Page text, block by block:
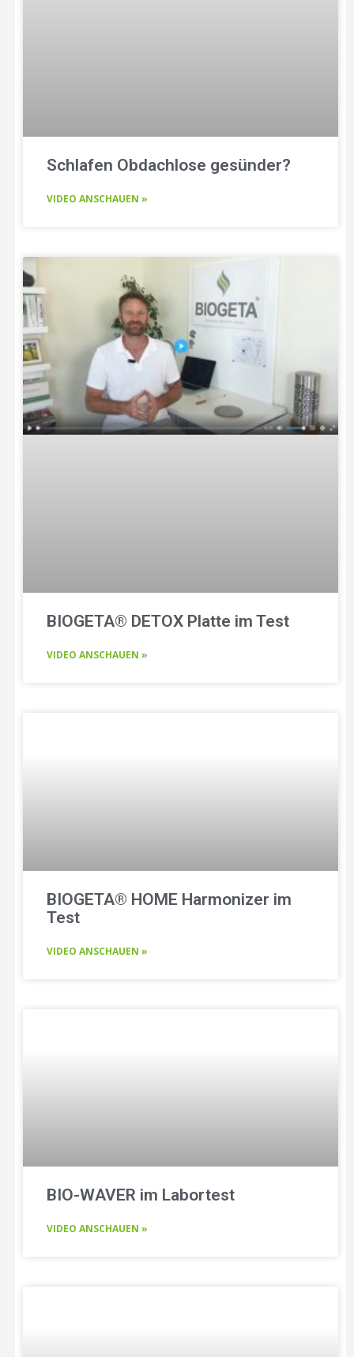
Schlafen Obdachlose gesünder?
VIDEO ANSCHAUEN »
BIOGETA® DETOX Platte im Test
VIDEO ANSCHAUEN »
BIOGETA® HOME Harmonizer im
Test
VIDEO ANSCHAUEN »
BIO-WAVER im Labortest
VIDEO ANSCHAUEN »